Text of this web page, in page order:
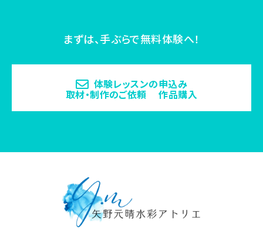
まずは、手ぶらで無料体験へ！
体験レッスンの申込み
取材・制作のご依頼 作品購入